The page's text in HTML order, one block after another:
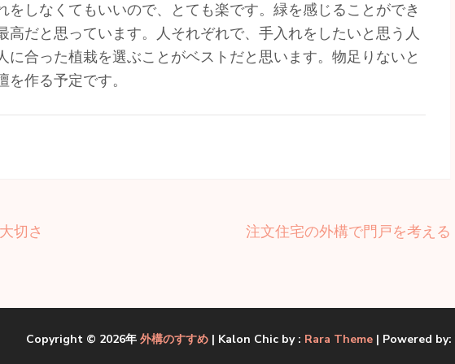
をしなくてもいいので、とても楽です。緑を感じることができ
高だと思っています。人それぞれで、手入れをしたいと思う人
に合った植栽を選ぶことがベストだと思います。物足りないと
作る予定です。
切さ 注文住宅の外構で門戸を考える
Copyright © 2026年 外構のすすめ| Kalon Chic by : Rara Theme| Powered by: